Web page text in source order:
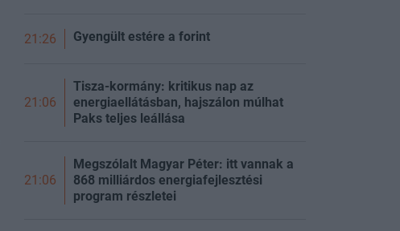
21:26 Gyengült estére a forint
21:06
Tisza-kormány: kritikus nap az
energiaellátásban, hajszálon múlhat
Paks teljes leállása
21:06
Megszólalt Magyar Péter: itt vannak a
868 milliárdos energiafejlesztési
program részletei